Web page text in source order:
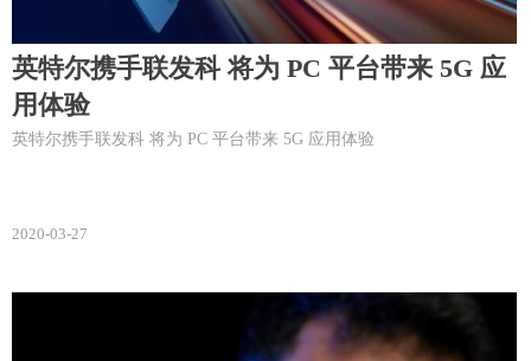
英特尔携手联发科 将为 PC 平台带来 5G 应
用体验
英特尔携手联发科 将为 PC 平台带来 5G 应用体验
2020-03-27